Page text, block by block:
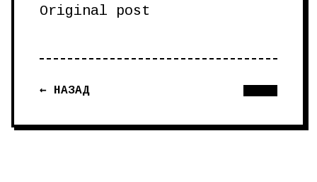
Original post
← НАЗАД